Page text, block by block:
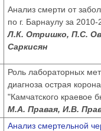
Анализ смерти от
по г. Барнаулу за 2010-
Л.К. Отришко, П.С.
Саркисян
Роль лабораторных
диагноза острая
"Камчатского краевое
М.А. Правая, И.В.
Анализ смертельной